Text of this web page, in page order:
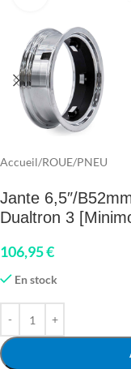
Accueil/ROUE/PNEU
Jante 6,5″/
Dualtron 3
106,95€
En stock